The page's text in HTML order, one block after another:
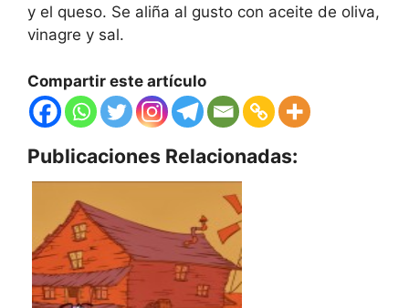
y el queso. Se aliña al gusto con aceite de oliva,
vinagre y sal.
Compartir este artículo
Publicaciones Relacionadas: